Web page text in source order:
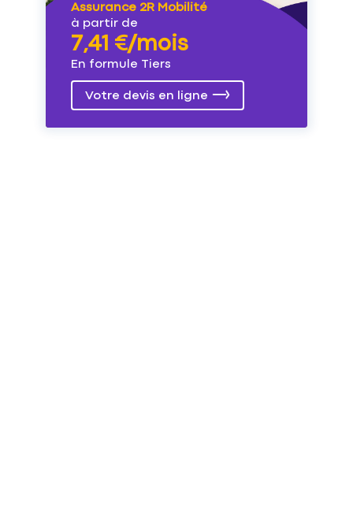
Assurance 2R Mobilité
à partir de
7,41 €/mois
En formule Tiers
Votre devis en ligne